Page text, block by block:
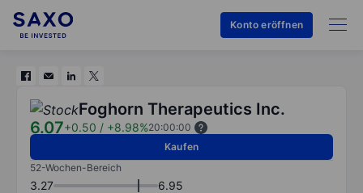
Konto eröffnen
Foghorn Therapeutics Inc.
6.07+0.50 / +8.98%20:00:00
Kaufen
52-Wochen-Bereich
3.27 6.95